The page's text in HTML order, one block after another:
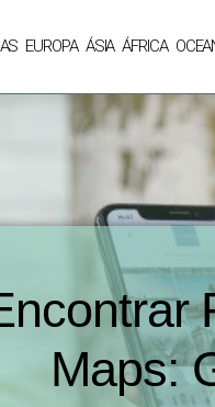
EUROPA ÁSIA ÁFRICA
Maps: